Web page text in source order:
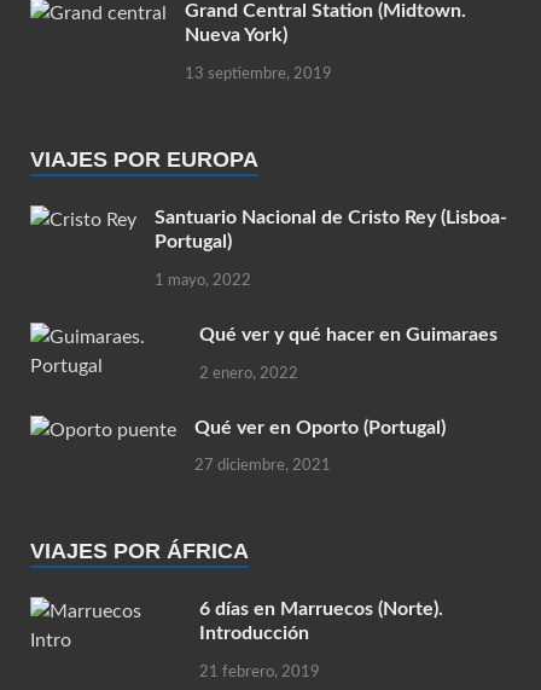
Grand Central Station (Midtown.
Nueva York)
13 septiembre, 2019
VIAJES POR EUROPA
Santuario Nacional de Cristo Rey (Lisboa-
Portugal)
1 mayo, 2022
Qué ver y qué hacer en Guimaraes
2 enero, 2022
Qué ver en Oporto (Portugal)
27 diciembre, 2021
VIAJES POR ÁFRICA
6 días en Marruecos (Norte).
Introducción
21 febrero, 2019